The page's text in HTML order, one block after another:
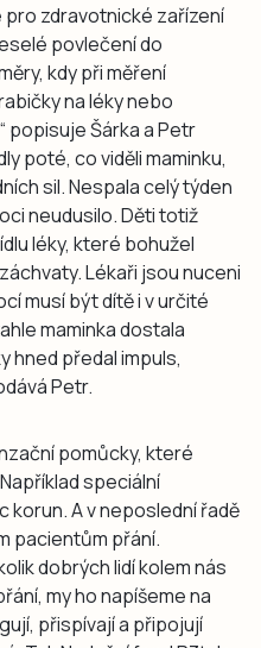
pro zdravotnické zařízení
povlečení do
kdy při měření
na léky nebo
popisuje Šárka a Petr
poté, co viděli maminku,
sil. Nespala celý týden
neudusilo. Děti totiž
léky, které bohužel
Lékaři jsou nuceni
musí být dítě i v určité
maminka dostala
hned předal impuls,
Petr.
pomůcky, které
speciální
korun. A v neposlední řadě
pacientům přání.
dobrých lidí kolem nás
my ho napíšeme na
přispívají a připojují